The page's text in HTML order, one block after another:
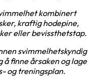
kombinert
kraftig hodepine,
eller bevissthetstap.
svimmelhetskyndig
å finne årsaken og lage
og treningsplan.